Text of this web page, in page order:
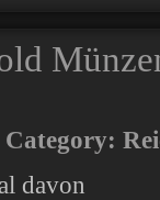
davon